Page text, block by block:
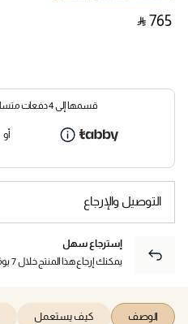
‎ ⃁ ⁦765⁩ ‎
قسمها إلى 4 دفعات متساوية بقيمة
أو
التوصيل والإرجاع
إسترجاع سهل
يمكنك إرجاع هذا المنتج خلال 7 يومًا.
الوصف كيف يستعمل